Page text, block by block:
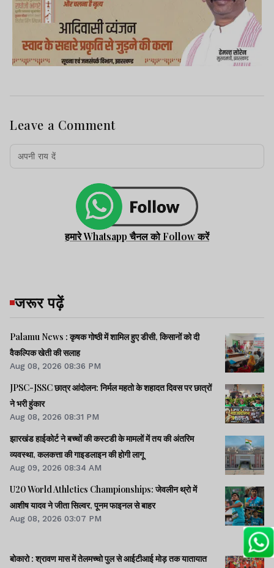
Leave a Comment
हमारे Whatsapp चैनल को Follow करें
जरूर पढ़ें
Palamu News : कृषक गोष्ठी में शामिल हुए डीसी, किसानों को दी
वैकल्पिक खेती की सलाह
Aug 08, 2026 08:36 PM
JPSC-JSSC छात्र आंदोलन: निर्मल महतो के शहादत दिवस पर छात्रों
ने भरी हुंकार
Aug 08, 2026 08:31 PM
झारखंड हाईकोर्ट ने बच्चों की कस्टडी के मामलों में तय की अंतरिम
व्यवस्था, कलकत्ता की गाइडलाइन की होगी लागू
Aug 09, 2026 08:34 AM
U20 World Athletics Championships: जेवलीन थ्रो में
आशीष यादव ने जीता सिल्वर, पूनम फाइनल से बाहर
Aug 08, 2026 03:07 PM
बोकारो : श्रावण मास में तेलमच्चो पुल से आईटीआई मोड़ तक यातायात